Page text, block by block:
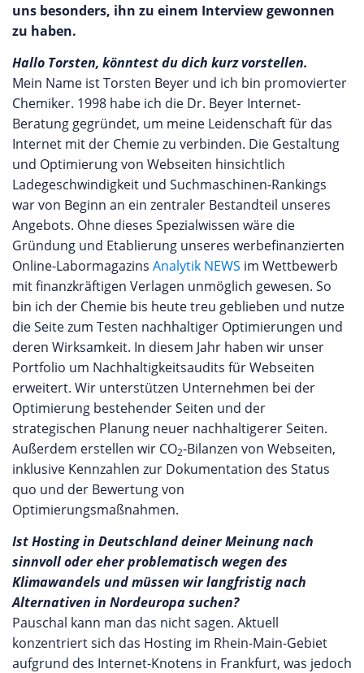
uns besonders, ihn zu einem Interview gewonnen
zu haben.
Hallo Torsten, könntest du dich kurz vorstellen.
Mein Name ist Torsten Beyer und ich bin promovierter
Chemiker. 1998 habe ich die Dr. Beyer Internet-
Beratung gegründet, um meine Leidenschaft für das
Internet mit der Chemie zu verbinden. Die Gestaltung
und Optimierung von Webseiten hinsichtlich
Ladegeschwindigkeit und Suchmaschinen-Rankings
war von Beginn an ein zentraler Bestandteil unseres
Angebots. Ohne dieses Spezialwissen wäre die
Gründung und Etablierung unseres werbefinanzierten
Online-Labormagazins Analytik NEWS im Wettbewerb
mit finanzkräftigen Verlagen unmöglich gewesen. So
bin ich der Chemie bis heute treu geblieben und nutze
die Seite zum Testen nachhaltiger Optimierungen und
deren Wirksamkeit. In diesem Jahr haben wir unser
Portfolio um Nachhaltigkeitsaudits für Webseiten
erweitert. Wir unterstützen Unternehmen bei der
Optimierung bestehender Seiten und der
strategischen Planung neuer nachhaltigerer Seiten.
Außerdem erstellen wir CO2-Bilanzen von Webseiten,
inklusive Kennzahlen zur Dokumentation des Status
quo und der Bewertung von
Optimierungsmaßnahmen.
Ist Hosting in Deutschland deiner Meinung nach
sinnvoll oder eher problematisch wegen des
Klimawandels und müssen wir langfristig nach
Alternativen in Nordeuropa suchen?
Pauschal kann man das nicht sagen. Aktuell
konzentriert sich das Hosting im Rhein-Main-Gebiet
aufgrund des Internet-Knotens in Frankfurt, was jedoch